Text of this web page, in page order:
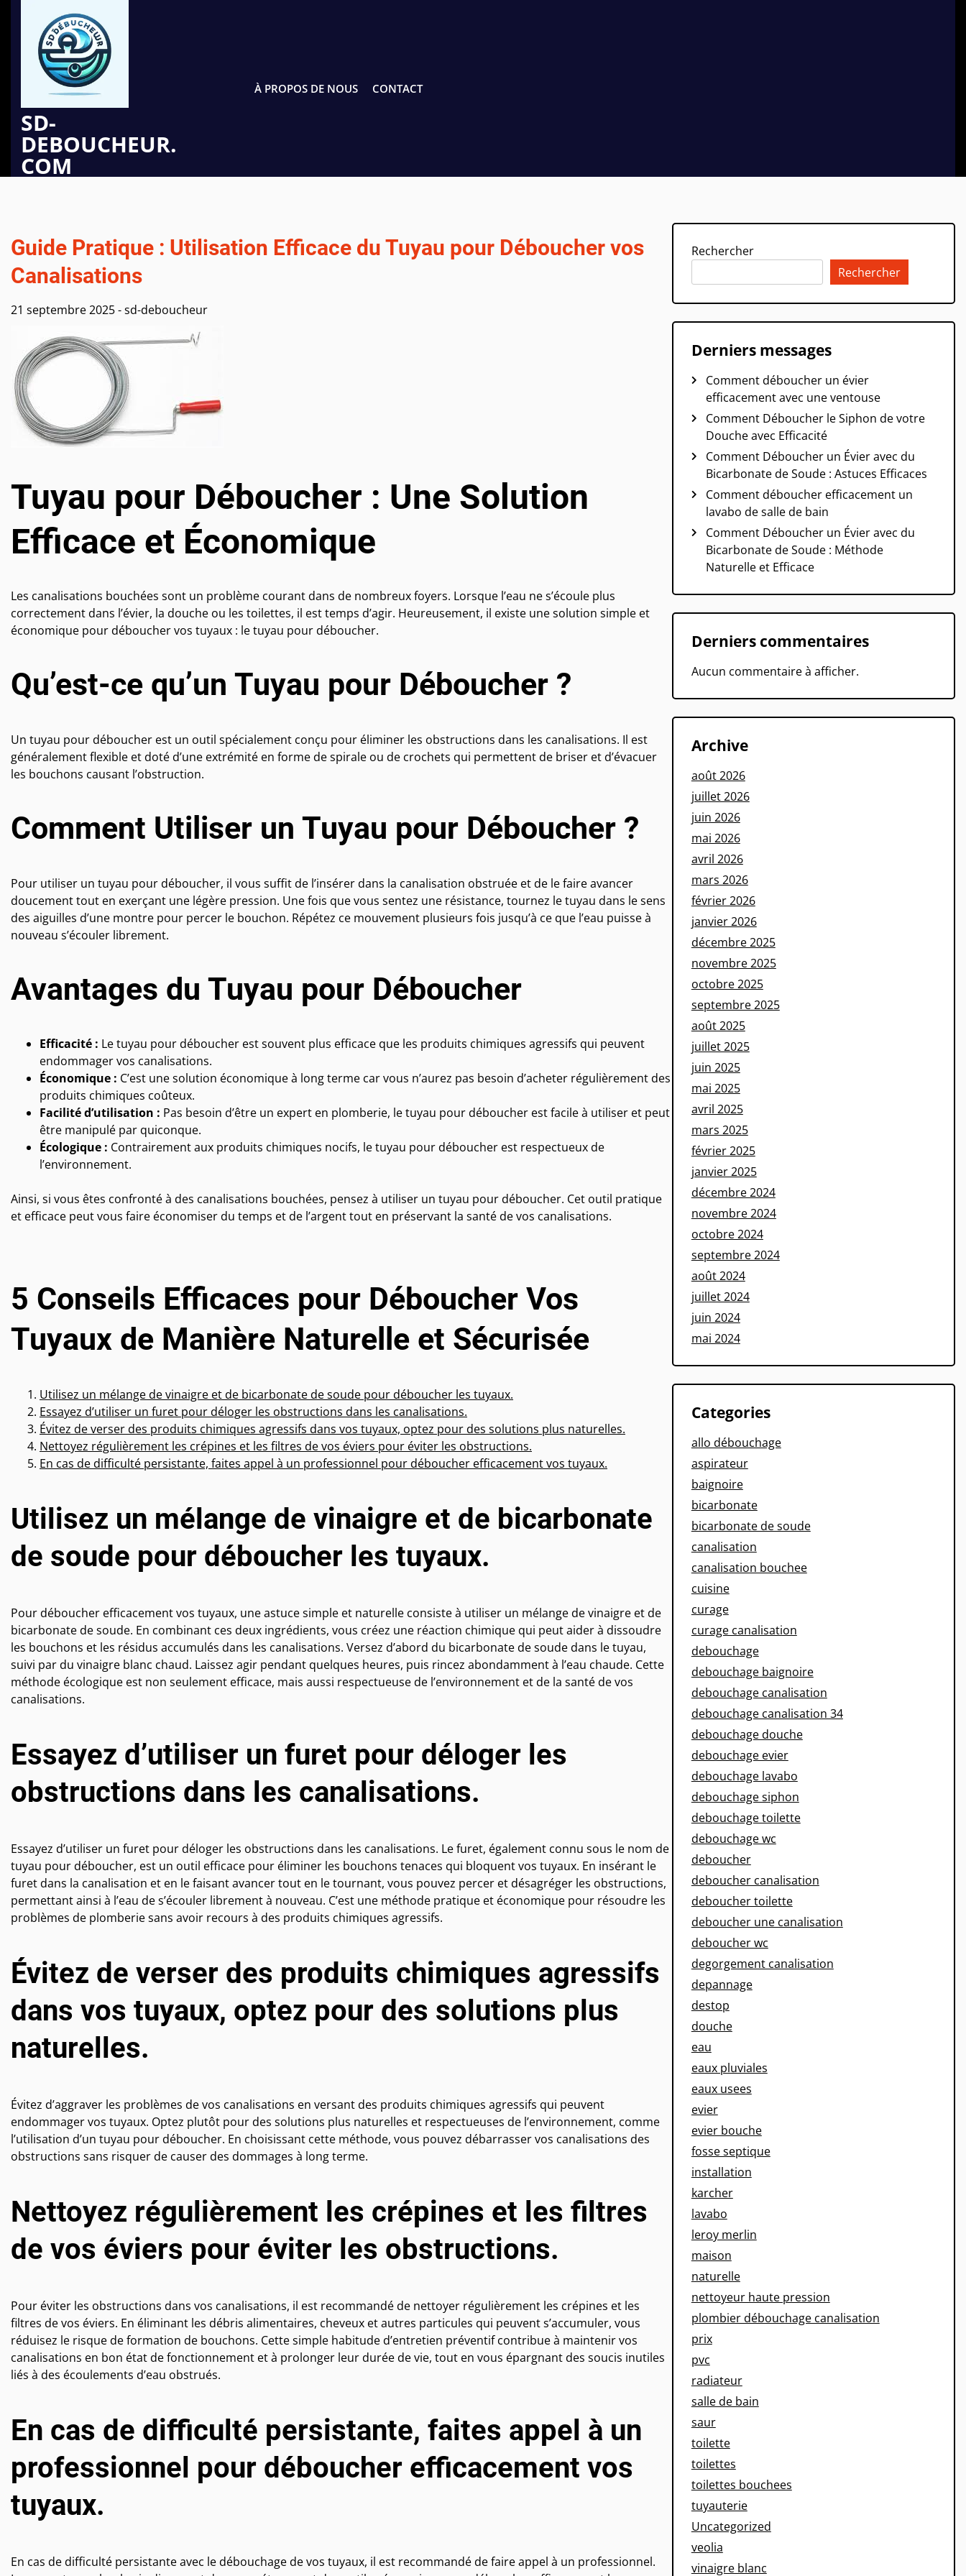
contenu
SD-
DEBOUCHEUR.
COM
À PROPOS DE NOUS CONTACT
Guide Pratique : Utilisation Efficace du Tuyau pour Déboucher vos
Canalisations
21 septembre 2025-sd-deboucheur
Tuyau pour Déboucher : Une Solution
Efficace et Économique
Les canalisations bouchées sont un problème courant dans de nombreux foyers. Lorsque l’eau ne s’écoule plus
correctement dans l’évier, la douche ou les toilettes, il est temps d’agir. Heureusement, il existe une solution simple et
économique pour déboucher vos tuyaux : le tuyau pour déboucher.
Qu’est-ce qu’un Tuyau pour Déboucher ?
Un tuyau pour déboucher est un outil spécialement conçu pour éliminer les obstructions dans les canalisations. Il est
généralement flexible et doté d’une extrémité en forme de spirale ou de crochets qui permettent de briser et d’évacuer
les bouchons causant l’obstruction.
Comment Utiliser un Tuyau pour Déboucher ?
Pour utiliser un tuyau pour déboucher, il vous suffit de l’insérer dans la canalisation obstruée et de le faire avancer
doucement tout en exerçant une légère pression. Une fois que vous sentez une résistance, tournez le tuyau dans le sens
des aiguilles d’une montre pour percer le bouchon. Répétez ce mouvement plusieurs fois jusqu’à ce que l’eau puisse à
nouveau s’écouler librement.
Avantages du Tuyau pour Déboucher
Efficacité : Le tuyau pour déboucher est souvent plus efficace que les produits chimiques agressifs qui peuvent
endommager vos canalisations.
Économique : C’est une solution économique à long terme car vous n’aurez pas besoin d’acheter régulièrement des
produits chimiques coûteux.
Facilité d’utilisation : Pas besoin d’être un expert en plomberie, le tuyau pour déboucher est facile à utiliser et peut
être manipulé par quiconque.
Écologique : Contrairement aux produits chimiques nocifs, le tuyau pour déboucher est respectueux de
l’environnement.
Ainsi, si vous êtes confronté à des canalisations bouchées, pensez à utiliser un tuyau pour déboucher. Cet outil pratique
et efficace peut vous faire économiser du temps et de l’argent tout en préservant la santé de vos canalisations.
5 Conseils Efficaces pour Déboucher Vos
Tuyaux de Manière Naturelle et Sécurisée
Utilisez un mélange de vinaigre et de bicarbonate de soude pour déboucher les tuyaux.
Essayez d’utiliser un furet pour déloger les obstructions dans les canalisations.
Évitez de verser des produits chimiques agressifs dans vos tuyaux, optez pour des solutions plus naturelles.
Nettoyez régulièrement les crépines et les filtres de vos éviers pour éviter les obstructions.
En cas de difficulté persistante, faites appel à un professionnel pour déboucher efficacement vos tuyaux.
Utilisez un mélange de vinaigre et de bicarbonate
de soude pour déboucher les tuyaux.
Pour déboucher efficacement vos tuyaux, une astuce simple et naturelle consiste à utiliser un mélange de vinaigre et de
bicarbonate de soude. En combinant ces deux ingrédients, vous créez une réaction chimique qui peut aider à dissoudre
les bouchons et les résidus accumulés dans les canalisations. Versez d’abord du bicarbonate de soude dans le tuyau,
suivi par du vinaigre blanc chaud. Laissez agir pendant quelques heures, puis rincez abondamment à l’eau chaude. Cette
méthode écologique est non seulement efficace, mais aussi respectueuse de l’environnement et de la santé de vos
canalisations.
Essayez d’utiliser un furet pour déloger les
obstructions dans les canalisations.
Essayez d’utiliser un furet pour déloger les obstructions dans les canalisations. Le furet, également connu sous le nom de
tuyau pour déboucher, est un outil efficace pour éliminer les bouchons tenaces qui bloquent vos tuyaux. En insérant le
furet dans la canalisation et en le faisant avancer tout en le tournant, vous pouvez percer et désagréger les obstructions,
permettant ainsi à l’eau de s’écouler librement à nouveau. C’est une méthode pratique et économique pour résoudre les
problèmes de plomberie sans avoir recours à des produits chimiques agressifs.
Évitez de verser des produits chimiques agressifs
dans vos tuyaux, optez pour des solutions plus
naturelles.
Évitez d’aggraver les problèmes de vos canalisations en versant des produits chimiques agressifs qui peuvent
endommager vos tuyaux. Optez plutôt pour des solutions plus naturelles et respectueuses de l’environnement, comme
l’utilisation d’un tuyau pour déboucher. En choisissant cette méthode, vous pouvez débarrasser vos canalisations des
obstructions sans risquer de causer des dommages à long terme.
Nettoyez régulièrement les crépines et les filtres
de vos éviers pour éviter les obstructions.
Pour éviter les obstructions dans vos canalisations, il est recommandé de nettoyer régulièrement les crépines et les
filtres de vos éviers. En éliminant les débris alimentaires, cheveux et autres particules qui peuvent s’accumuler, vous
réduisez le risque de formation de bouchons. Cette simple habitude d’entretien préventif contribue à maintenir vos
canalisations en bon état de fonctionnement et à prolonger leur durée de vie, tout en vous épargnant des soucis inutiles
liés à des écoulements d’eau obstrués.
En cas de difficulté persistante, faites appel à un
professionnel pour déboucher efficacement vos
tuyaux.
En cas de difficulté persistante avec le débouchage de vos tuyaux, il est recommandé de faire appel à un professionnel.
Rechercher
Rechercher
Derniers messages
Comment déboucher un évier
efficacement avec une ventouse
Comment Déboucher le Siphon de votre
Douche avec Efficacité
Comment Déboucher un Évier avec du
Bicarbonate de Soude : Astuces Efficaces
Comment déboucher efficacement un
lavabo de salle de bain
Comment Déboucher un Évier avec du
Bicarbonate de Soude : Méthode
Naturelle et Efficace
Derniers commentaires
Aucun commentaire à afficher.
Archive
août 2026
juillet 2026
juin 2026
mai 2026
avril 2026
mars 2026
février 2026
janvier 2026
décembre 2025
novembre 2025
octobre 2025
septembre 2025
août 2025
juillet 2025
juin 2025
mai 2025
avril 2025
mars 2025
février 2025
janvier 2025
décembre 2024
novembre 2024
octobre 2024
septembre 2024
août 2024
juillet 2024
juin 2024
mai 2024
Categories
allo débouchage
aspirateur
baignoire
bicarbonate
bicarbonate de soude
canalisation
canalisation bouchee
cuisine
curage
curage canalisation
debouchage
debouchage baignoire
debouchage canalisation
debouchage canalisation 34
debouchage douche
debouchage evier
debouchage lavabo
debouchage siphon
debouchage toilette
debouchage wc
deboucher
deboucher canalisation
deboucher toilette
deboucher une canalisation
deboucher wc
degorgement canalisation
depannage
destop
douche
eau
eaux pluviales
eaux usees
evier
evier bouche
fosse septique
installation
karcher
lavabo
leroy merlin
maison
naturelle
nettoyeur haute pression
plombier débouchage canalisation
prix
pvc
radiateur
salle de bain
saur
toilette
toilettes
toilettes bouchees
tuyauterie
Uncategorized
veolia
vinaigre blanc